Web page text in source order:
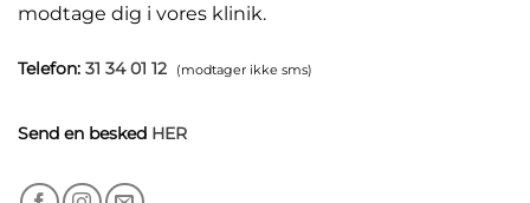
modtage dig i vores klinik.
Telefon: 31 34 01 12 (modtager ikke sms)
Send en besked HER